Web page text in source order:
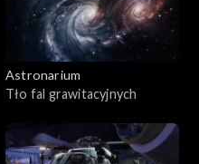
Astronarium
Tło fal grawitacyjnych